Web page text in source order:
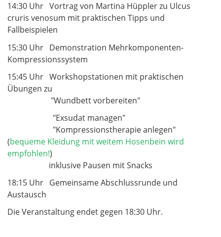
14:30 Uhr Vortrag von Martina Hüpplerzu Ulcus
cruris venosum mit praktischen Tipps und
Fallbeispielen
15:30 Uhr Demonstration Mehrkomponenten-
Kompressionssystem
15:45 Uhr Workshopstationen mit praktischen
Übungen zu
"Wundbett vorbereiten"
"Exsudat managen"
"Kompressionstherapie anlegen"
(bequeme Kleidung mit weitem Hosenbein wird
empfohlen!)
inklusive Pausen mit Snacks
18:15 Uhr Gemeinsame Abschlussrunde und
Austausch
Die Veranstaltung endet gegen 18:30 Uhr.